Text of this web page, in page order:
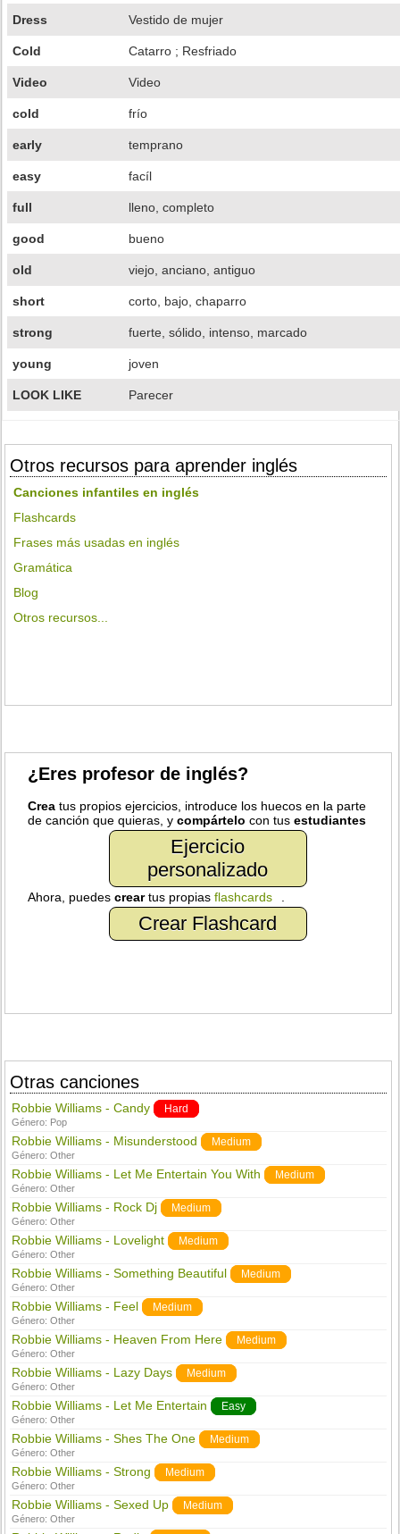
Dress Vestido de mujer
Cold Catarro ; Resfriado
Video Video
cold frío
early temprano
easy facíl
full lleno, completo
good bueno
old viejo, anciano, antiguo
short corto, bajo, chaparro
strong fuerte, sólido, intenso, marcado
young joven
LOOK LIKE Parecer
Otros recursos para aprender inglés
Canciones infantiles en inglés
Flashcards
Frases más usadas en inglés
Gramática
Blog
Otros recursos...
¿Eres profesor de inglés?
Crea tus propios ejercicios, introduce los huecos en la parte
de canción que quieras, ycompártelo con tusestudiantes
Ejercicio
personalizado
Ahora, puedescreartus propiasflashcards
Crear Flashcard
Otras canciones
Robbie Williams - Candy Hard
Género: Pop
Robbie Williams - Misunderstood Medium
Género:Other
Robbie Williams - Let Me Entertain You With Medium
Género:Other
Robbie Williams - Rock Dj Medium
Género:Other
Robbie Williams - Lovelight Medium
Género:Other
Robbie Williams - Something Beautiful Medium
Género:Other
Robbie Williams - Feel Medium
Género:Other
Robbie Williams - Heaven From Here Medium
Género:Other
Robbie Williams - Lazy Days Medium
Género:Other
Robbie Williams - Let Me Entertain Easy
Género:Other
Robbie Williams - Shes The One Medium
Género:Other
Robbie Williams - Strong Medium
Género:Other
Robbie Williams - Sexed Up Medium
Género:Other